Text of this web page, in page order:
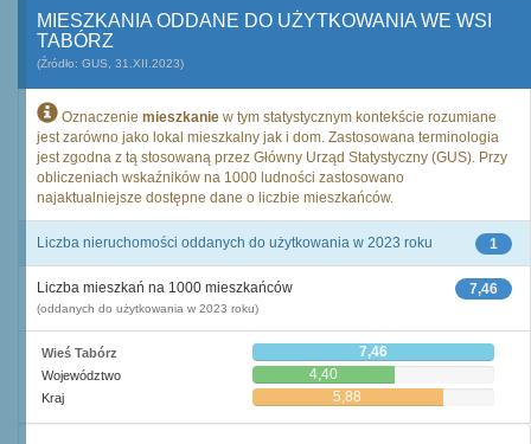
MIESZKANIA ODDANE DO UŻYTKOWANIA WE WSI
TABÓRZ
(Źródło: GUS, 31.XII.2023)
Oznaczenie mieszkanie w tym statystycznym kontekście rozumiane
jest zarówno jako lokal mieszkalny jak i dom. Zastosowana terminologia
jest zgodna z tą stosowaną przez Główny Urząd Statystyczny (GUS). Przy
obliczeniach wskaźników na 1000 ludności zastosowano
najaktualniejsze dostępne dane o liczbie mieszkańców.
1
Liczba nieruchomości oddanych do użytkowania w 2023 roku
7,46
Liczba mieszkań na 1000 mieszkańców
(oddanych do użytkowania w 2023 roku)
Wieś Tabórz 7,46
Województwo 4,40
Kraj 5,88